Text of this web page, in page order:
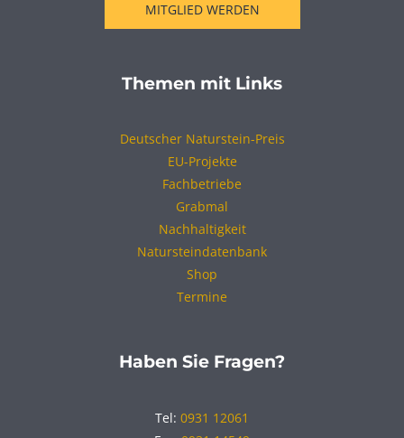
MITGLIED WERDEN
Themen mit Links
Deutscher Naturstein-Preis
EU-Projekte
Fachbetriebe
Grabmal
Nachhaltigkeit
Natursteindatenbank
Shop
Termine
Haben Sie Fragen?
Tel: 0931 12061